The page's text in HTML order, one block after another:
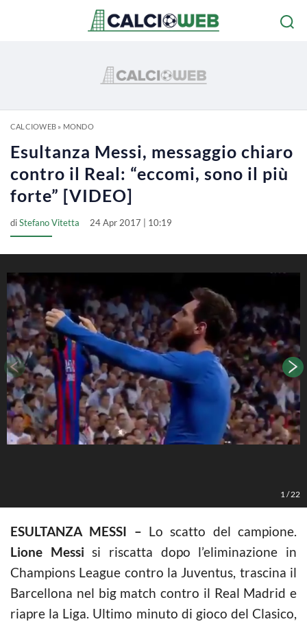
CALCIOWEB» MONDO
Esultanza Messi, messaggio chiaro
contro il Real: “eccomi, sono il più
forte” [VIDEO]
diStefano Vitetta 24 Apr 2017 | 10:19
1 /22
ESULTANZA MESSI – Lo scatto del campione.
Lione Messi si riscatta dopo l’eliminazione in
Champions League contro la Juventus, trascina il
Barcellona nel big match contro il Real Madrid e
riapre la Liga. Ultimo minuto di gioco del Clasico,